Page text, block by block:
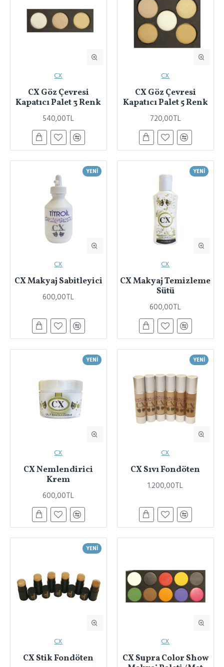
CX
CX Göz Çevresi
Kapatıcı Palet 3 Renk
540,00TL
CX
CX Göz Çevresi
Kapatıcı Palet 5 Renk
720,00TL
YENI
CX
CX Makyaj Sabitleyici
600,00TL
YENI
CX
CX Makyaj Temizleme
Sütü
600,00TL
YENI
CX
CX Nemlendirici
Krem
600,00TL
YENI
CX
CX Sıvı Fondöten
1.200,00TL
YENI
CX
CX Stik Fondöten
CX
CX Supra Color Show